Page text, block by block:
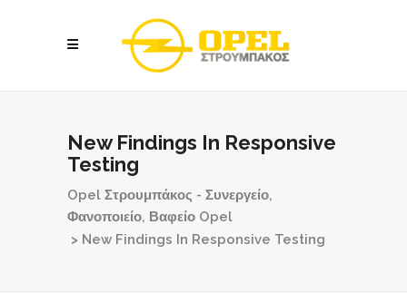
New Findings In Responsive
Testing
Opel Στρουμπάκος - Συνεργείο,
Φανοποιείο, Βαφείο Opel
> New Findings In Responsive Testing